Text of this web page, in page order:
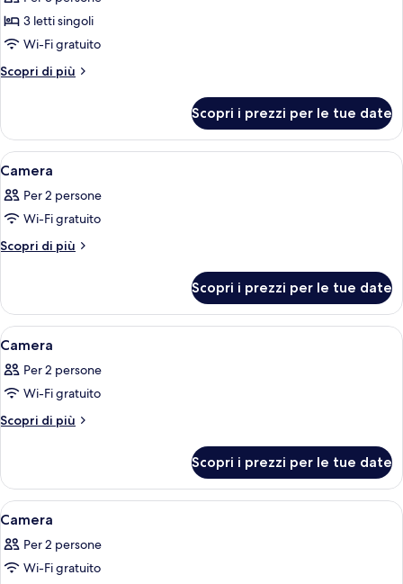
Camera
tripla
3 letti singoli
Wi-Fi gratuito
Scopri di più
Altri
tripla
Scopri i prezzi per le tue date
Apri
tutte
le
foto
per
Camera d'albergo con due letti, una
16
Camera
Per 2 persone
Wi-Fi gratuito
Scopri di più
Altri
Scopri i prezzi per le tue date
Apri
tutte
le
foto
per
Una camera d'albergo con un letto,
18
Camera
Per 2 persone
Wi-Fi gratuito
Scopri di più
Altri
Scopri i prezzi per le tue date
Apri
tutte
le
foto
Una camera d'albergo con due letti,
4
Camera
Per 2 persone
Wi-Fi gratuito